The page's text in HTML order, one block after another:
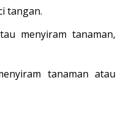
tangan.
menyiram tanaman,
tanaman atau